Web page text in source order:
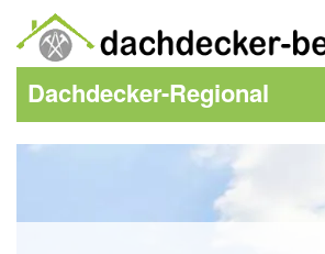
Dachdecker-Regional